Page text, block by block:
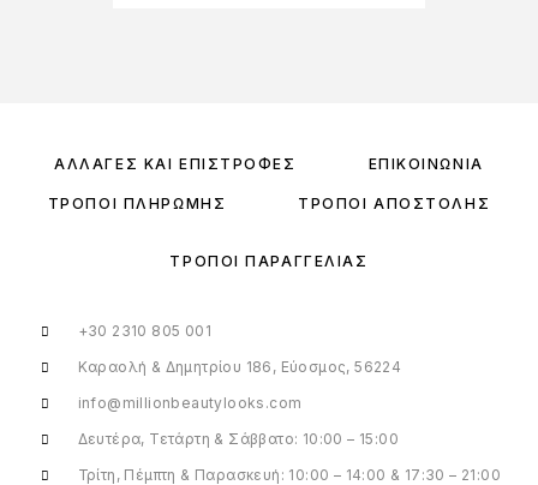
ΑΛΛΑΓΈΣ ΚΑΙ ΕΠΙΣΤΡΟΦΈΣ ΕΠΙΚΟΙΝΩΝΊΑ
ΤΡΌΠΟΙ ΠΛΗΡΩΜΉΣ ΤΡΌΠΟΙ ΑΠΟΣΤΟΛΉΣ
ΤΡΌΠΟΙ ΠΑΡΑΓΓΕΛΊΑΣ
+30 2310 805 001
Καραολή & Δημητρίου 186, Εύοσμος, 56224
info@millionbeautylooks.com
Δευτέρα, Τετάρτη & Σάββατο: 10:00 – 15:00
Τρίτη, Πέμπτη & Παρασκευή: 10:00 – 14:00 & 17:30 – 21:00